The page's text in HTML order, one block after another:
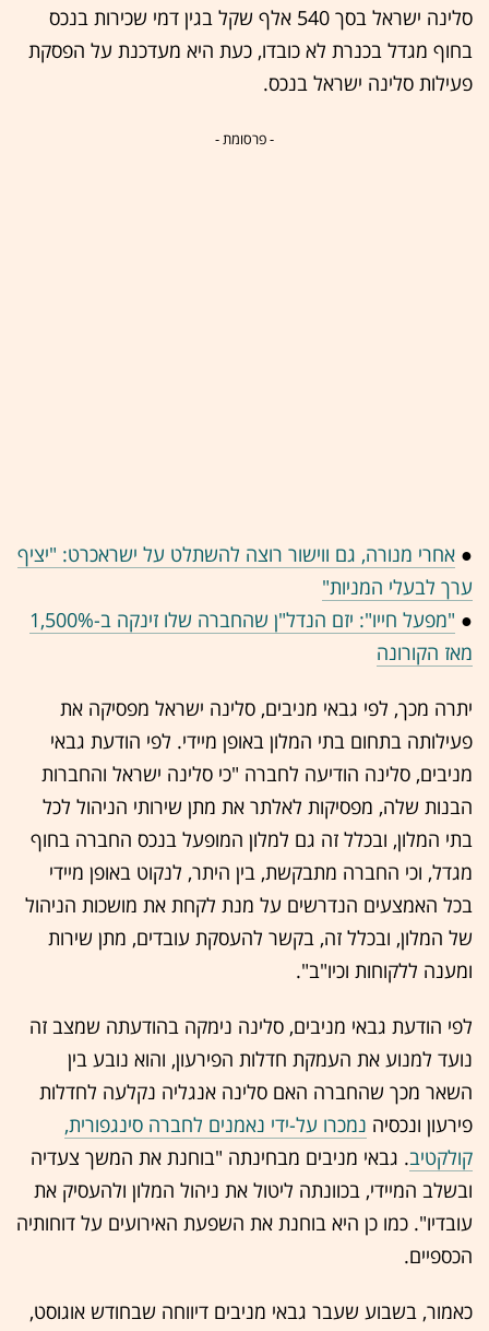
סלינה ישראל בסך 540 אלף שקל בגין דמי שכירות בנכס
בחוף מגדל בכנרת לא כובדו, כעת היא מעדכנת על הפסקת
פעילות סלינה ישראל בנכס.
- פרסומת -
● אחרי מנורה, גם ווישור רוצה להשתלט על ישראכרט: "יציף
ערך לבעלי המניות"
●
"מפעל חייו": יזם הנדל"ן שהחברה שלו זינקה ב-1,500%
מאז הקורונה
יתרה מכך, לפי גבאי מניבים, סלינה ישראל מפסיקה את
פעילותה בתחום בתי המלון באופן מיידי. לפי הודעת גבאי
מניבים, סלינה הודיעה לחברה "כי סלינה ישראל והחברות
הבנות שלה, מפסיקות לאלתר את מתן שירותי הניהול לכל
בתי המלון, ובכלל זה גם למלון המופעל בנכס החברה בחוף
מגדל, וכי החברה מתבקשת, בין היתר, לנקוט באופן מיידי
בכל האמצעים הנדרשים על מנת לקחת את מושכות הניהול
של המלון, ובכלל זה, בקשר להעסקת עובדים, מתן שירות
ומענה ללקוחות וכיו"ב".
לפי הודעת גבאי מניבים, סלינה נימקה בהודעתה שמצב זה
נועד למנוע את העמקת חדלות הפירעון, והוא נובע בין
השאר מכך שהחברה האם סלינה אנגליה נקלעה לחדלות
פירעון ונכסיה נמכרו על-ידי נאמנים לחברה סינגפורית,
קולקטיב. גבאי מניבים מבחינתה "בוחנת את המשך צעדיה
ובשלב המיידי, בכוונתה ליטול את ניהול המלון ולהעסיק את
עובדיו". כמו כן היא בוחנת את השפעת האירועים על דוחותיה
הכספיים.
כאמור, בשבוע שעבר גבאי מניבים דיווחה שבחודש אוגוסט,